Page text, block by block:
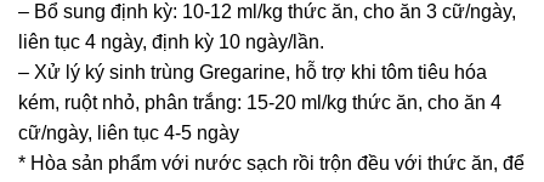
– Bổ sung định kỳ: 10-12 ml/kg thức ăn, cho ăn 3 cữ/ngày,
liên tục 4 ngày, định kỳ 10 ngày/lần.
– Xử lý ký sinh trùng Gregarine, hỗ trợ khi tôm tiêu hóa
kém, ruột nhỏ, phân trắng: 15-20 ml/kg thức ăn, cho ăn 4
cữ/ngày, liên tục 4-5 ngày
* Hòa sản phẩm với nước sạch rồi trộn đều với thức ăn, để